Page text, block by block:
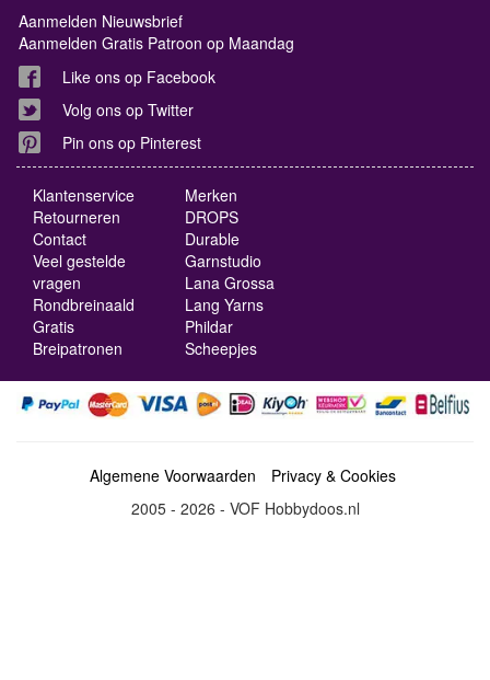
Aanmelden Nieuwsbrief
Aanmelden Gratis Patroon op Maandag
Like ons op Facebook
Volg ons op Twitter
Pin ons op Pinterest
Klantenservice
Retourneren
Contact
Veel gestelde
vragen
Rondbreinaald
Gratis
Breipatronen
Merken
DROPS
Durable
Garnstudio
Lana Grossa
Lang Yarns
Phildar
Scheepjes
Algemene Voorwaarden
Privacy & Cookies
2005 - 2026 - VOF Hobbydoos.nl